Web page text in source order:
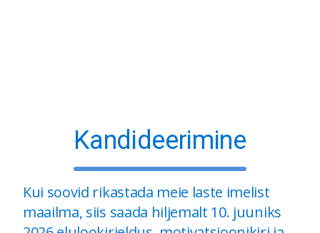
Kandideerimine
Kui soovid rikastada meie laste imelist
maailma, siis saada hiljemalt 10. juuniks